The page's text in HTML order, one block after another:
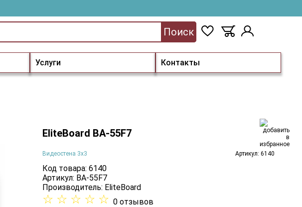
Услуги Контакты
Поиск
EliteBoard BA-55F7
Видеостена 3х3 Артикул: 6140
Код товара: 6140
Артикул: BA-55F7
Производитель: EliteBoard
☆ ☆ ☆ ☆ ☆ 0 отзывов